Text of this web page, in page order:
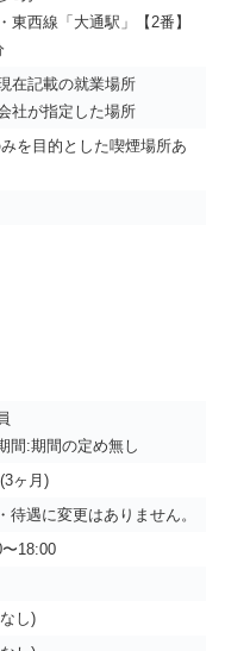
東西線「大通駅」【2番】
在記載の就業場所
社が指定した場所
を目的とした喫煙場所あ
間:期間の定め無し
ヶ月)
待遇に変更はありません。
18:00
し)